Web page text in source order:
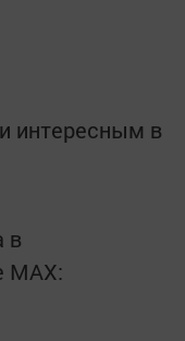
интересным в
в
MАХ: